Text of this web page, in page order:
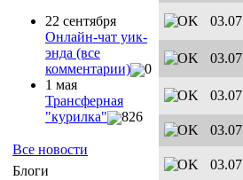
22 сентября
Онлайн-чат уик-
энда (все
комментарии)
0
1 мая
Трансферная
"курилка"
826
Все новости
Блоги
03.07
03.07
03.07
03.07
03.07